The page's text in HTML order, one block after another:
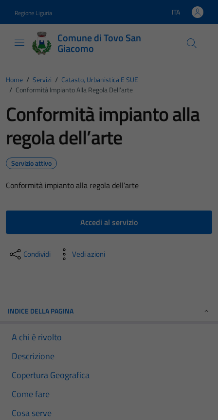
Regione Liguria Lingua attiva:
ITA
Comune di Tovo San
Giacomo
Home / Servizi / Catasto, Urbanistica E SUE
/ Conformità Impianto Alla Regola Dell’arte
Conformità impianto alla
regola dell’arte
Servizio attivo
Conformità impianto alla regola dell’arte
Accedi al servizio
Condividi Vedi azioni
INDICE DELLA PAGINA
A chi è rivolto
Descrizione
Copertura Geografica
Come fare
Cosa serve